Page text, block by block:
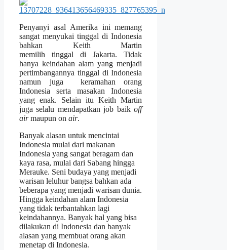
Penyanyi asal Amerika ini memang
sangat menyukai tinggal di Indonesia
bahkan Keith Martin
memilih tinggal di Jakarta. Tidak
hanya keindahan alam yang menjadi
pertimbangannya tinggal di Indonesia
namun juga keramahan orang
Indonesia serta masakan Indonesia
yang enak. Selain itu Keith Martin
juga selalu mendapatkan job baikoff
airmaupun on air.
Banyak alasan untuk mencintai
Indonesia mulai dari makanan
Indonesia yang sangat beragam dan
kaya rasa, mulai dari Sabang hingga
Merauke. Seni budaya yang menjadi
warisan leluhur bangsa bahkan ada
beberapa yang menjadi warisan dunia.
Hingga keindahan alam Indonesia
yang tidak terbantahkan lagi
keindahannya. Banyak hal yang bisa
dilakukan di Indonesia dan banyak
alasan yang membuat orang akan
menetap di Indonesia.